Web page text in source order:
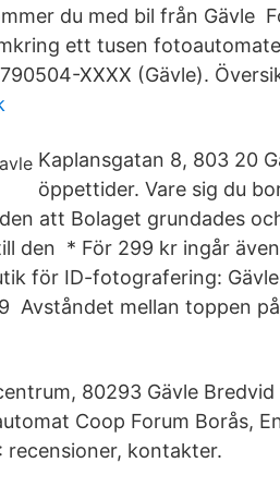
du med bil från Gävle
ett tusen
XXXX (Gävle).
Kaplansgatan 8, 803 20
öppettider. Vare sig du
att Bolaget grundades
den * För 299 kr ingår
för ID-fotografering:
Avståndet mellan toppen
80293 Gävle
Coop Forum Borås,
kontakter.